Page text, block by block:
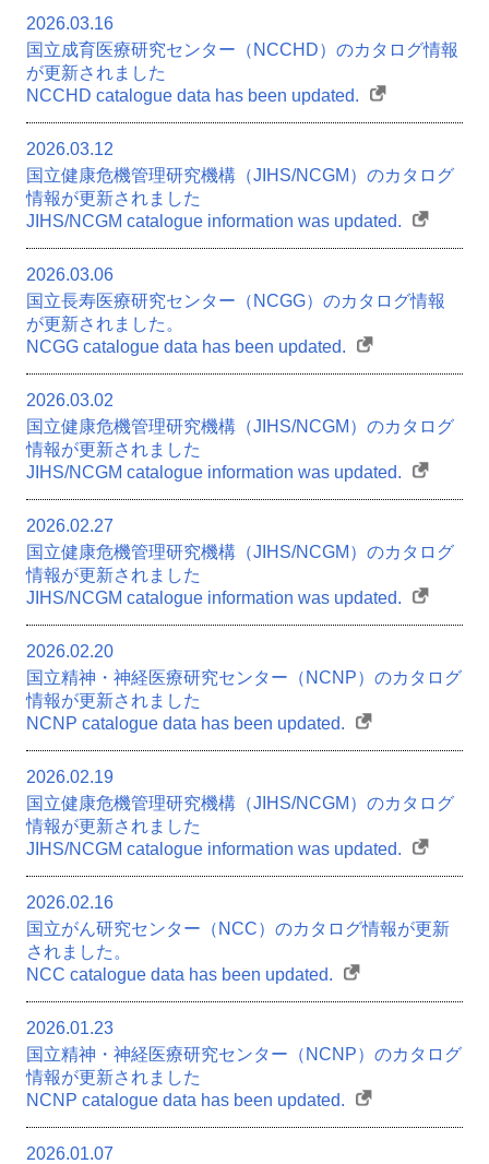
2026.03.16
国立成育医療研究センター（NCCHD）のカタログ情報
が更新されました
NCCHD catalogue data has been updated.
2026.03.12
国立健康危機管理研究機構（JIHS/NCGM）のカタログ
情報が更新されました
JIHS/NCGM catalogue information was updated.
2026.03.06
国立長寿医療研究センター（NCGG）のカタログ情報
が更新されました。
NCGG catalogue data has been updated.
2026.03.02
国立健康危機管理研究機構（JIHS/NCGM）のカタログ
情報が更新されました
JIHS/NCGM catalogue information was updated.
2026.02.27
国立健康危機管理研究機構（JIHS/NCGM）のカタログ
情報が更新されました
JIHS/NCGM catalogue information was updated.
2026.02.20
国立精神・神経医療研究センター（NCNP）のカタログ
情報が更新されました
NCNP catalogue data has been updated.
2026.02.19
国立健康危機管理研究機構（JIHS/NCGM）のカタログ
情報が更新されました
JIHS/NCGM catalogue information was updated.
2026.02.16
国立がん研究センター（NCC）のカタログ情報が更新
されました。
NCC catalogue data has been updated.
2026.01.23
国立精神・神経医療研究センター（NCNP）のカタログ
情報が更新されました
NCNP catalogue data has been updated.
2026.01.07